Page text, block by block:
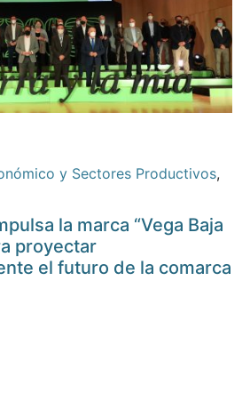
y Sectores Productivos,
la marca “Vega Baja
proyectar
el futuro de la comarca